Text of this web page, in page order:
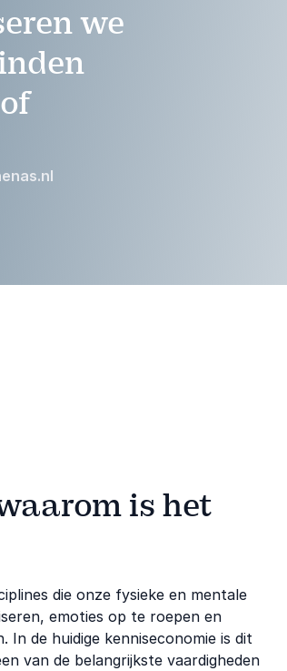
we
is het
die onze fysieke en mentale
emoties op te roepen en
de huidige kenniseconomie is dit
van de belangrijkste vaardigheden